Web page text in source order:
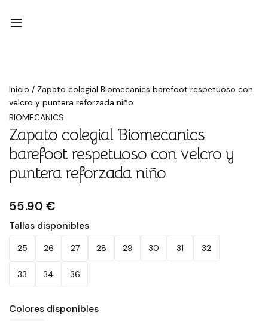
Inicio / Zapato colegial Biomecanics barefoot respetuoso con
velcro y puntera reforzada niño
BIOMECANICS
Zapato colegial Biomecanics
barefoot respetuoso con velcro y
puntera reforzada niño
55.90 €
Tallas disponibles
25 26 27 28 29 30 31 32
33 34 36
Colores disponibles